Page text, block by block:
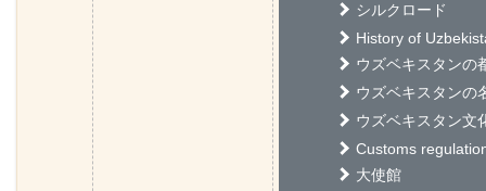
シルクロード
History of
ウズベキスタンの
ウズベキスタンの
ウズベキスタン文
Customs
大使館